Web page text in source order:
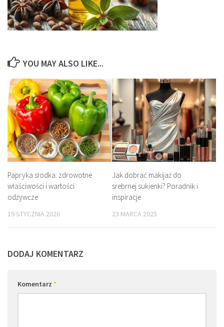
YOU MAY ALSO LIKE...
Papryka słodka: zdrowotne
właściwości i wartości
odżywcze
19 STYCZNIA 2026
Jak dobrać makijaż do
srebrnej sukienki? Poradnik i
inspiracje
23 MARCA 2025
DODAJ KOMENTARZ
Komentarz *